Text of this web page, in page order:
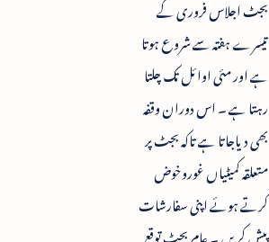
بجٹ اجلاس فروری کے
تیسرے ہفتہ سے شروع ہوتا
ہے اور مئی اوائل تک چلتا
رہتا ہے ۔ اس دوران وقفہ
بھی دیاجاتا ہے تاکہ بجٹ پر
متعلقہ کمیٹیاں غوروخوض
کرتے ہوئے اپنی سفارشات
پیش کریں ۔ عام بجٹ توقع